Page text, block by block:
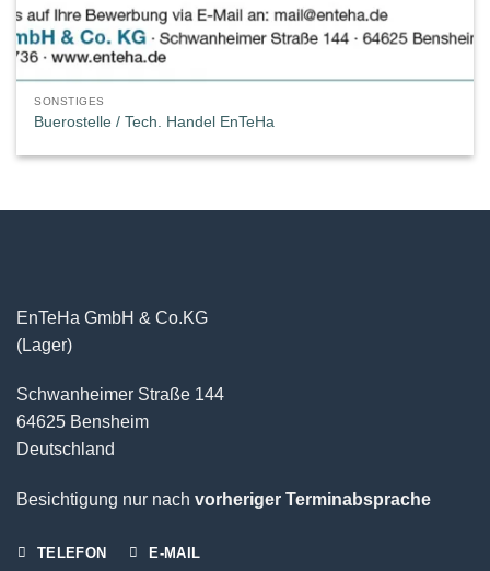
SONSTIGES
Buerostelle / Tech. Handel EnTeHa
EnTeHa GmbH & Co.KG
(Lager)
Schwanheimer Straße 144
64625 Bensheim
Deutschland
Besichtigung nur nach vorheriger Terminabsprache
TELEFON E-MAIL